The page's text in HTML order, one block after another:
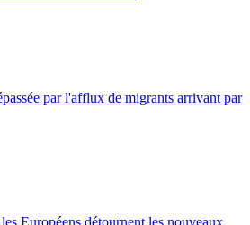
par l'afflux de migrants arrivant par
Européens détournent les nouveaux